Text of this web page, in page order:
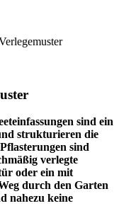
sind ein
strukturieren die
sind
verlegte
oder ein mit
durch den Garten
nahezu keine